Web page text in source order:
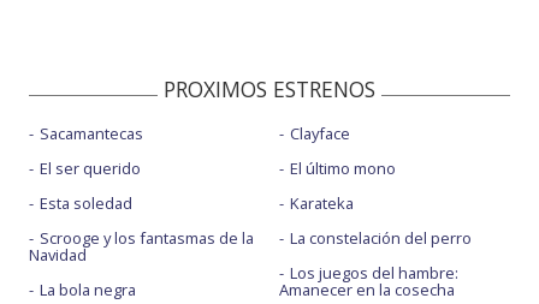
PROXIMOS ESTRENOS
Sacamantecas
El ser querido
Esta soledad
Scrooge y los fantasmas de la
Navidad
La bola negra
Clayface
El último mono
Karateka
La constelación del perro
Los juegos del hambre:
Amanecer en la cosecha